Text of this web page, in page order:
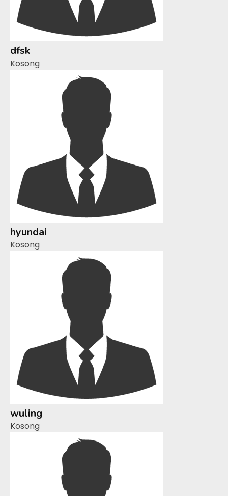
dfsk
Kosong
hyundai
Kosong
wuling
Kosong